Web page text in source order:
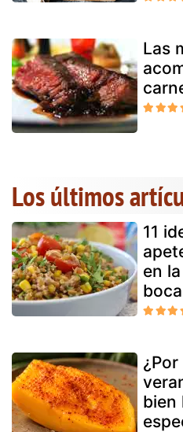
Las
Los últimos
11
en
bien